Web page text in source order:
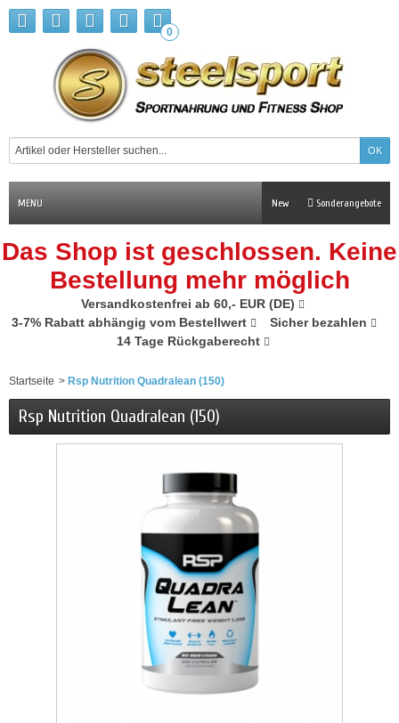
0
MENU Sonderangebote
New
Das Shop ist geschlossen. Keine
Bestellung mehr möglich
Versandkostenfrei ab 60,- EUR (DE)
3-7% Rabatt abhängig vom Bestellwert
Sicher bezahlen
14 Tage Rückgaberecht
Startseite > Rsp Nutrition Quadralean (150)
Rsp Nutrition Quadralean (150)